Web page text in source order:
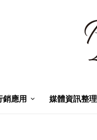
銷應用 媒體資訊整理